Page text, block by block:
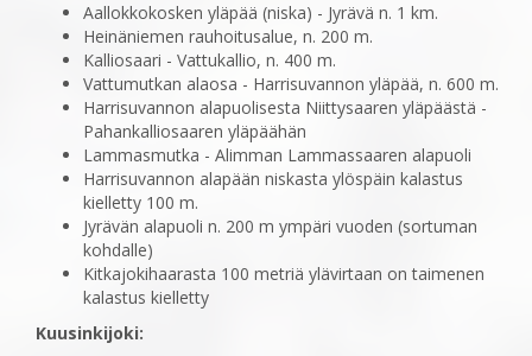
Aallokkokosken yläpää (niska) - Jyrävä n. 1 km.
Heinäniemen rauhoitusalue, n. 200 m.
Kalliosaari - Vattukallio, n. 400 m.
Vattumutkan alaosa - Harrisuvannon yläpää, n. 600 m.
Harrisuvannon alapuolisesta Niittysaaren yläpäästä -
Pahankalliosaaren yläpäähän
Lammasmutka - Alimman Lammassaaren alapuoli
Harrisuvannon alapään niskasta ylöspäin kalastus
kielletty 100 m.
Jyrävän alapuoli n. 200 m ympäri vuoden (sortuman
kohdalle)
Kitkajokihaarasta 100 metriä ylävirtaan on taimenen
kalastus kielletty
Kuusinkijoki: